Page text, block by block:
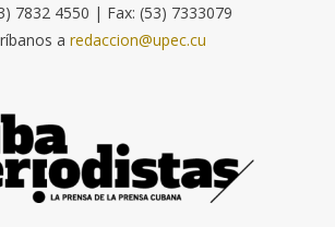
7832 4550 | Fax: (53) 7333079
a redaccion@upec.cu